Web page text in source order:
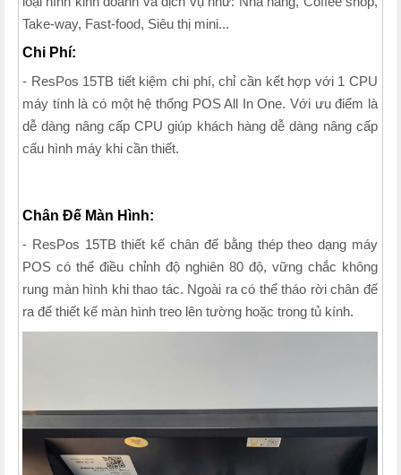
Take-way, Fast-food, Siêu thị mini...
Chi Phí:
- ResPos 15TB tiết kiệm chi phí, chỉ cần kết hợp với 1 CPU
máy tính là có một hệ thống POS All In One. Với ưu điểm là
dễ dàng nâng cấp CPU giúp khách hàng dễ dàng nâng cấp
cấu hình máy khi cần thiết.
Chân Đế Màn Hình:
- ResPos 15TB thiết kế chân đế bằng thép theo dạng máy
POS có thể điều chỉnh độ nghiên 80 độ, vững chắc không
rung màn hình khi thao tác. Ngoài ra có thể tháo rời chân đế
ra để thiết kế màn hình treo lên tường hoặc trong tủ kính.